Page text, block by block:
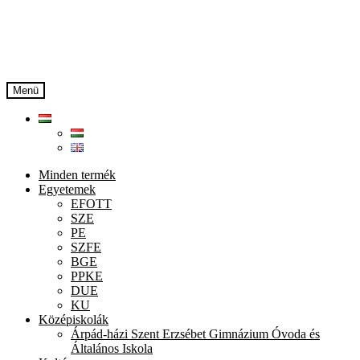
Menü
Minden termék
Egyetemek
EFOTT
SZE
PE
SZFE
BGE
PPKE
DUE
KU
Középiskolák
Árpád-házi Szent Erzsébet Gimnázium Óvoda és
Általános Iskola